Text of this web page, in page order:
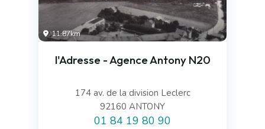
11.87km
l'Adresse - Agence Antony N20
174 av. de la division Leclerc
92160 ANTONY
01 84 19 80 90